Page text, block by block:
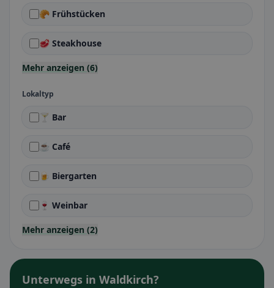
🥐 Frühstücken
🥩 Steakhouse
Mehr anzeigen (6)
Lokaltyp
🍸 Bar
☕ Café
🍺 Biergarten
🍷 Weinbar
Mehr anzeigen (2)
Unterwegs in Waldkirch?